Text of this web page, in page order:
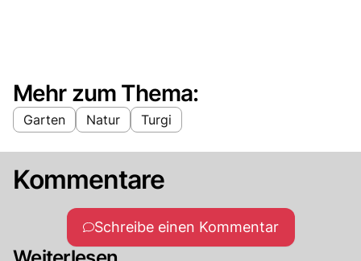
Mehr zum Thema:
Garten Natur Turgi
Kommentare
Schreibe einen Kommentar